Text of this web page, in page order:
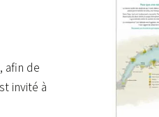
, afin de
invité à